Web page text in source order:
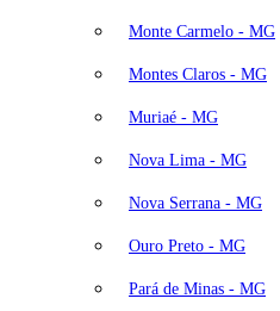
Monte Carmelo - MG
Montes Claros - MG
Muriaé - MG
Nova Lima - MG
Nova Serrana - MG
Ouro Preto - MG
Pará de Minas - MG